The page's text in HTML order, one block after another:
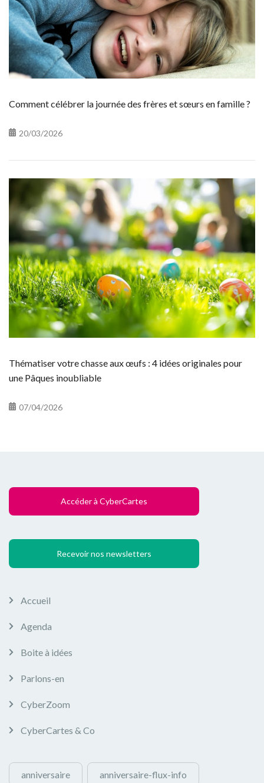
Comment célébrer la journée des frères et sœurs en famille ?
20/03/2026
Thématiser votre chasse aux œufs : 4 idées originales pour
une Pâques inoubliable
07/04/2026
Accéder à CyberCartes
Recevoir nos newsletters
Accueil
Agenda
Boite à idées
Parlons-en
CyberZoom
CyberCartes & Co
anniversaire anniversaire-flux-info